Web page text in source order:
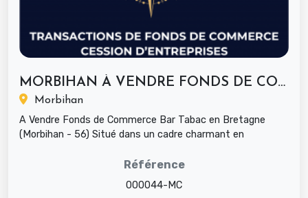
MORBIHAN À VENDRE FONDS DE COMMERCE...
Morbihan
A Vendre Fonds de Commerce Bar Tabac en Bretagne
(Morbihan - 56) Situé dans un cadre charmant en
Référence
000044-MC